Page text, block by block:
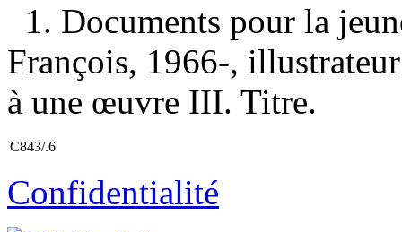
1. Documents pour la
François, 1966-,
à une œuvre III. Titre.
C843/.6
Confidentialité